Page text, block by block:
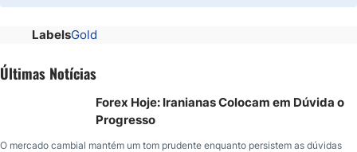
LabelsGold
Últimas Notícias
Forex Hoje: Iranianas Colocam em Dúvida o
Progresso
O mercado cambial mantém um tom prudente enquanto persistem as dúvidas